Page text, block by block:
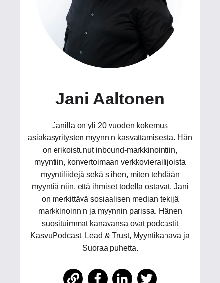
Jani Aaltonen
Janilla on yli 20 vuoden kokemus
asiakasyritysten myynnin kasvattamisesta. Hän
on erikoistunut inbound-markkinointiin,
myyntiin, konvertoimaan verkkovierailijoista
myyntiliidejä sekä siihen, miten tehdään
myyntiä niin, että ihmiset todella ostavat. Jani
on merkittävä sosiaalisen median tekijä
markkinoinnin ja myynnin parissa. Hänen
suosituimmat kanavansa ovat podcastit
KasvuPodcast, Lead & Trust, Myyntikanava ja
Suoraa puhetta.